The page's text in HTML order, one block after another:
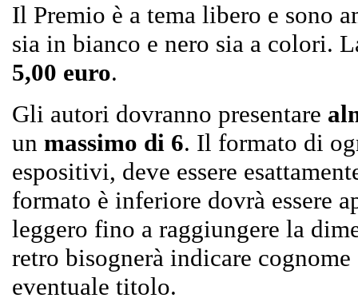
Il Premio è a tema libero e sono
sia in bianco e nero sia a colori.
5,00 euro.
Gli autori dovranno presentare
un massimo di 6. Il formato di
espositivi, deve essere
formato è inferiore dovrà essere
leggero fino a raggiungere la
retro bisognerà indicare
eventuale titolo.